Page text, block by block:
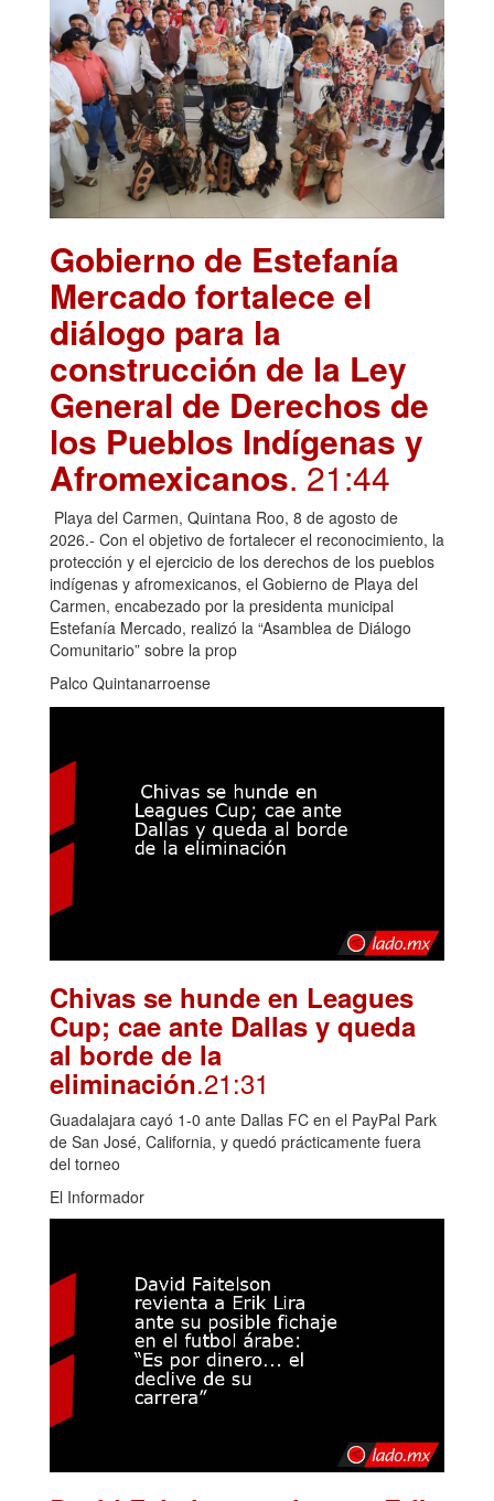
Gobierno de Estefanía
Mercado fortalece el
diálogo para la
construcción de la Ley
General de Derechos de
los Pueblos Indígenas y
Afromexicanos. 21:44
Playa del Carmen, Quintana Roo, 8 de agosto de
2026.- Con el objetivo de fortalecer el reconocimiento, la
protección y el ejercicio de los derechos de los pueblos
indígenas y afromexicanos, el Gobierno de Playa del
Carmen, encabezado por la presidenta municipal
Estefanía Mercado, realizó la “Asamblea de Diálogo
Comunitario” sobre la prop
Palco Quintanarroense
Chivas se hunde en Leagues
Cup; cae ante Dallas y queda
al borde de la
eliminación.21:31
Guadalajara cayó 1-0 ante Dallas FC en el PayPal Park
de San José, California, y quedó prácticamente fuera
del torneo
El Informador